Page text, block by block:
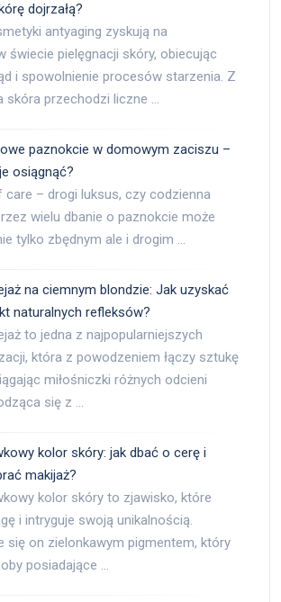
dojrzałą?
antyaging zyskują na
świecie pielęgnacji skóry, obiecując
i spowolnienie procesów starzenia. Z
skóra przechodzi liczne …
paznokcie w domowym zaciszu –
osiągnąć?
care – drogi luksus, czy codzienna
wielu dbanie o paznokcie może
tylko zbędnym ale i drogim …
na ciemnym blondzie: Jak uzyskać
naturalnych refleksów?
to jedna z najpopularniejszych
która z powodzeniem łączy sztukę
miłośniczki różnych odcieni
się z …
kolor skóry: jak dbać o cerę i
makijaż?
kolor skóry to zjawisko, które
i intryguje swoją unikalnością.
się on zielonkawym pigmentem, który
posiadające …